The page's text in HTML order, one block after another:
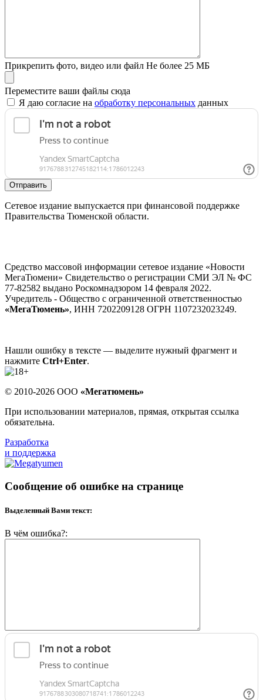
Прикрепить фото, видео или файл Не более 25 МБ
Переместите ваши файлы сюда
Я даю согласие на обработку персональных данных
Отправить
Сетевое издание выпускается при финансовой поддержке
Правительства Тюменской области.
Средство массовой информации сетевое издание «Новости
МегаТюмени» Свидетельство о регистрации СМИ ЭЛ № ФС
77-82582 выдано Роскомнадзором 14 февраля 2022.
Учредитель - Общество с ограниченной ответственностью
«МегаТюмень», ИНН 7202209128 ОГРН 1107232023249.
Нашли ошибку в тексте — выделите нужный фрагмент и
нажмите Ctrl+Enter.
© 2010-2026 ООО «Мегатюмень»
При использовании материалов, прямая, открытая ссылка
обязательна.
Разработка
и поддержка
Сообщение об ошибке на странице
Выделенный Вами текст:
В чём ошибка?: